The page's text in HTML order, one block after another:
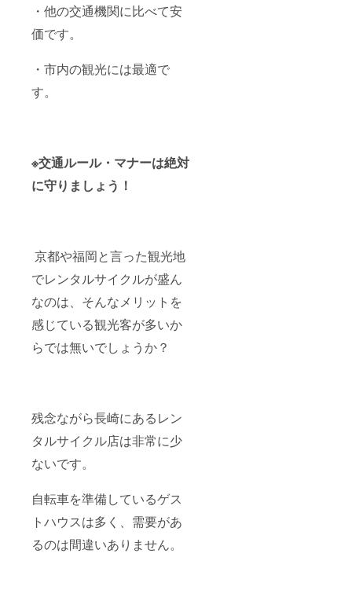
・他の交通機関に比べて安
価です。
・市内の観光には最適で
す。
※交通ルール・マナーは絶対
に守りましょう！
京都や福岡と言った観光地
でレンタルサイクルが盛ん
なのは、そんなメリットを
感じている観光客が多いか
らでは無いでしょうか？
残念ながら長崎にあるレン
タルサイクル店は非常に少
ないです。
自転車を準備しているゲス
トハウスは多く、需要があ
るのは間違いありません。